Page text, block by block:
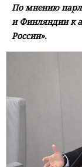
По мнению
и Финляндии к
России».